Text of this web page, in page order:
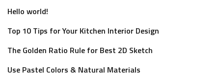
Hello world!
Top 10 Tips for Your Kitchen Interior Design
The Golden Ratio Rule for Best 2D Sketch
Use Pastel Colors & Natural Materials